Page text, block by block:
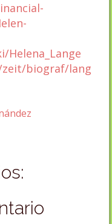
biograf/lang